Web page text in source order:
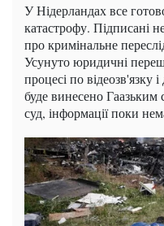
У Нідерландах все
катастрофу. Підписані
про кримінальне
Усунуто юридичні
процесі по відеозв'язку
буде винесено
суд, інформації поки